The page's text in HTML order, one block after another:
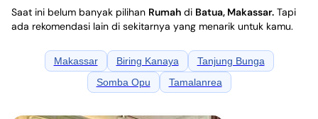
Saat ini belum banyak pilihan Rumah di Batua, Makassar. Tapi
ada rekomendasi lain di sekitarnya yang menarik untuk kamu.
Makassar Biring Kanaya
Tanjung Bunga
Somba Opu
Tamalanrea